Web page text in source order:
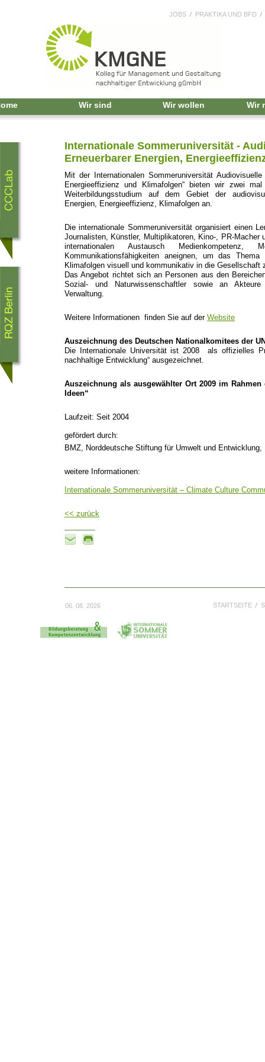
JOBS PRAKTIKA UND BFD
Wir sind Wir wollen Wir
Internationale Sommeruniversität -
Erneuerbarer Energien,
Mit der Internationalen Sommeruniversität
Energieeffizienz und Klimafolgen“ bieten wir zwei
Weiterbildungsstudium auf dem Gebiet der
Energien, Energieeffizienz, Klimafolgen an.
Die internationale Sommeruniversität organisiert einen
Journalisten, Künstler, Multiplikatoren, Kino-, PR-Macher
internationalen Austausch Medienkompetenz,
Kommunikationsfähigkeiten aneignen, um das Thema
Klimafolgen visuell und kommunikativ in die Gesellschaft
Das Angebot richtet sich an Personen aus den
Sozial- und Naturwissenschaftler sowie an
Verwaltung.
Weitere Informationen finden Sie auf der Website
Auszeichnung des Deutschen Nationalkomitees der
Die Internationale Universität ist 2008 als offizielles
nachhaltige Entwicklung“ ausgezeichnet.
Auszeichnung als ausgewählter Ort 2009 im
Ideen“
Laufzeit: Seit 2004
gefördert durch:
BMZ, Norddeutsche Stiftung für Umwelt und Entwicklung,
weitere Informationen:
Internationale Sommeruniversität – Climate Culture
<< zurück
06. 08. 2026 STARTSEITE